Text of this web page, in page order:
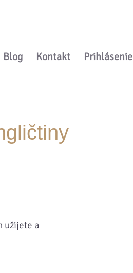
Blog Kontakt Prihlásenie
užijete a